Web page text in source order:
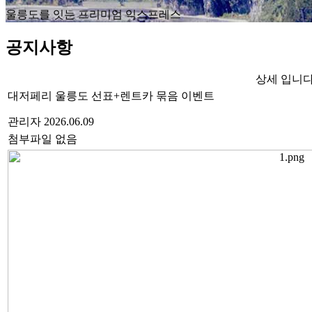
울릉도를 잇는 프리미엄 익스프레스
공지사항
상세 입니
대저페리 울릉도 선표+렌트카 묶음 이벤트
관리자 2026.06.09
첨부파일 없음